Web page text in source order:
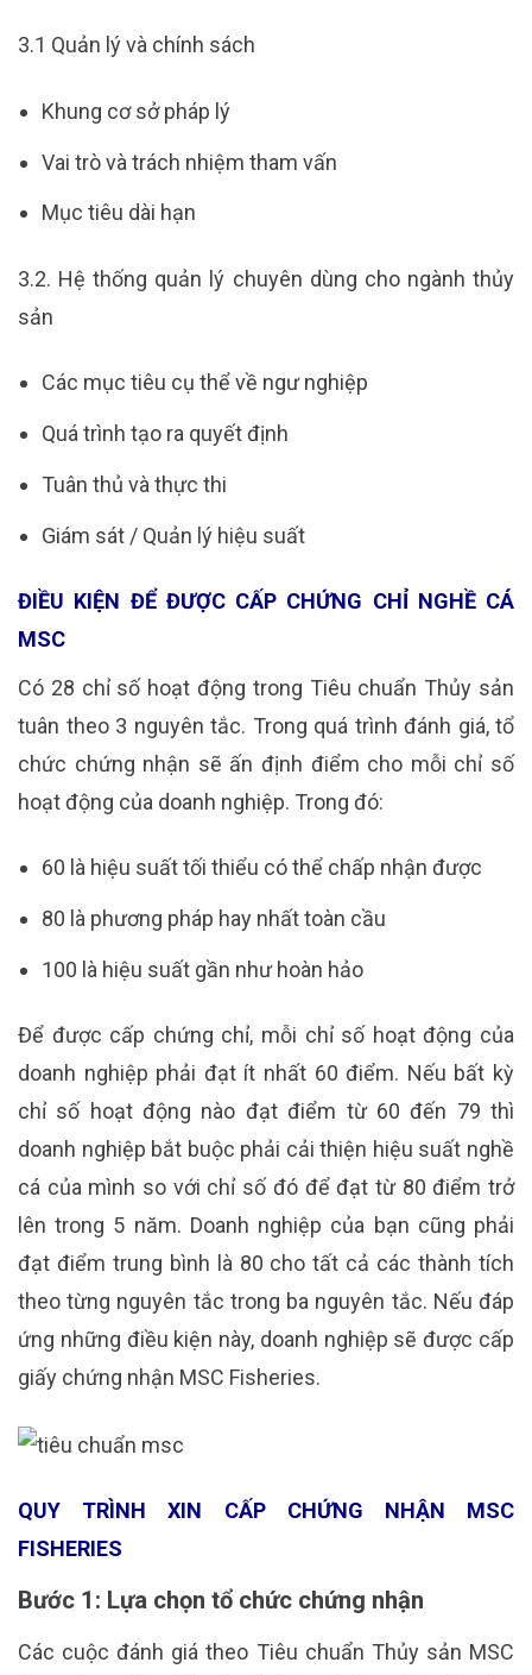
3.1 Quản lý và chính sách
Khung cơ sở pháp lý
Vai trò và trách nhiệm tham vấn
Mục tiêu dài hạn
3.2. Hệ thống quản lý chuyên dùng cho ngành thủy
sản
Các mục tiêu cụ thể về ngư nghiệp
Quá trình tạo ra quyết định
Tuân thủ và thực thi
Giám sát / Quản lý hiệu suất
ĐIỀU KIỆN ĐỂ ĐƯỢC CẤP CHỨNG CHỈ NGHỀ CÁ
MSC
Có 28 chỉ số hoạt động trong Tiêu chuẩn Thủy sản
tuân theo 3 nguyên tắc. Trong quá trình đánh giá, tổ
chức chứng nhận sẽ ấn định điểm cho mỗi chỉ số
hoạt động của doanh nghiệp. Trong đó:
60 là hiệu suất tối thiểu có thể chấp nhận được
80 là phương pháp hay nhất toàn cầu
100 là hiệu suất gần như hoàn hảo
Để được cấp chứng chỉ, mỗi chỉ số hoạt động của
doanh nghiệp phải đạt ít nhất 60 điểm. Nếu bất kỳ
chỉ số hoạt động nào đạt điểm từ 60 đến 79 thì
doanh nghiệp bắt buộc phải cải thiện hiệu suất nghề
cá của mình so với chỉ số đó để đạt từ 80 điểm trở
lên trong 5 năm. Doanh nghiệp của bạn cũng phải
đạt điểm trung bình là 80 cho tất cả các thành tích
theo từng nguyên tắc trong ba nguyên tắc. Nếu đáp
ứng những điều kiện này, doanh nghiệp sẽ được cấp
giấy chứng nhận MSC Fisheries.
QUY TRÌNH XIN CẤP CHỨNG NHẬN MSC
FISHERIES
Bước 1: Lựa chọn tổ chức chứng nhận
Các cuộc đánh giá theo Tiêu chuẩn Thủy sản MSC